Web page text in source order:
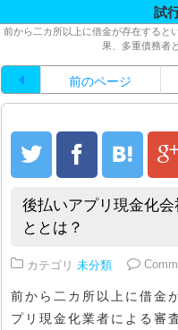
試
前から二カ所以上に借金が存在すると
果、多重債務者
前のページ
後払いアプリ現金化
ととは？
カテゴリ 未分類
前から二カ所以上に借金
プリ現金化業者による審